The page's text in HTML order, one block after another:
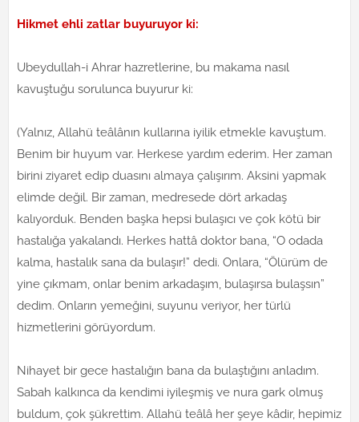
Hikmet ehli zatlar buyuruyor ki:
Ubeydullah-i Ahrar hazretlerine, bu makama nasıl
kavuştuğu sorulunca buyurur ki:
(Yalnız, Allahü teâlânın kullarına iyilik etmekle kavuştum.
Benim bir huyum var. Herkese yardım ederim. Her zaman
birini ziyaret edip duasını almaya çalışırım. Aksini yapmak
elimde değil. Bir zaman, medresede dört arkadaş
kalıyorduk. Benden başka hepsi bulaşıcı ve çok kötü bir
hastalığa yakalandı. Herkes hattâ doktor bana, “O odada
kalma, hastalık sana da bulaşır!” dedi. Onlara, “Ölürüm de
yine çıkmam, onlar benim arkadaşım, bulaşırsa bulaşsın”
dedim. Onların yemeğini, suyunu veriyor, her türlü
hizmetlerini görüyordum.
Nihayet bir gece hastalığın bana da bulaştığını anladım.
Sabah kalkınca da kendimi iyileşmiş ve nura gark olmuş
buldum, çok şükrettim. Allahü teâlâ her şeye kâdir, hepimiz